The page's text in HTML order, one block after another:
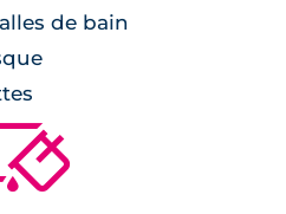
et penderies,
et équipée d'un
d'un miroir et
radiateur sèche-
de bain